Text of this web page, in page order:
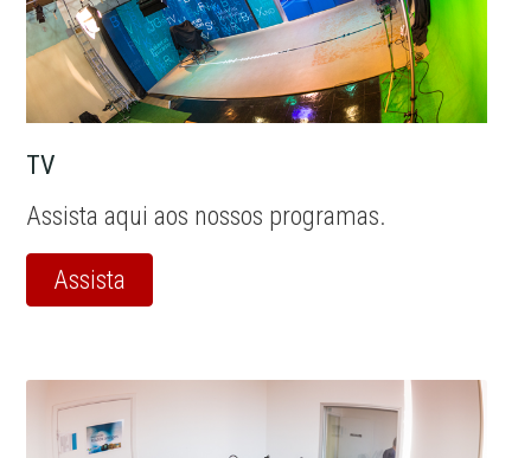
TV
Assista aqui aos nossos programas.
Assista